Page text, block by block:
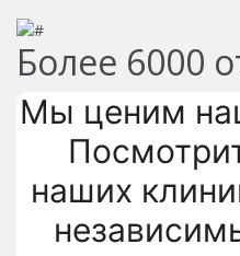
Более 6000
Мы ценим
наших